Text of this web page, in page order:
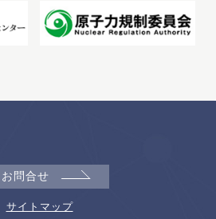
お問合せ
サイトマップ